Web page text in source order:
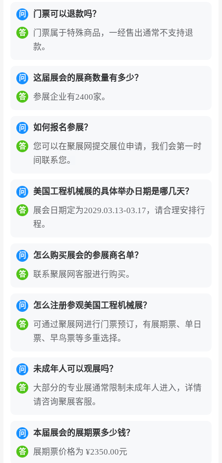
护照信息，门票购买后主办方需进行观众身份
认证审核，对不符合展会入场标准的客户会要
求补充审核材料，审核通过后会出具邮件确认
或QR CODE，现场凭护照原件和确认函换领
美国拉斯维加斯工程机械展览会的展商名录、
参展商名单部分如下:L&T TECHNOLOGY SE
eng Heavy Industry Machinery Co., Ltd.、N
ORTH AMERICAN RESCUE、ABB等。2029
年展会预计汇聚500余家参展企业，如需获取
过展会官网或聚展网咨询获取。
美国工程机械展的参展价值
拉斯维加斯工程机械展是全球工程机械领域最具
展、法国Intermat展并称为世界三大工程机械
展。
展会由美国设备制造商协会（AEM）主办，
拥有超过百年的历史积淀，自1909年创办以来已
程机械行业技术创新的风向标和产业发展的核心
枢纽。
精准链接全球工程机械产业链的平台属性。
每三年一届在美国拉斯维加斯举办，吸引来自全
球数十个国家和地区的数千家参展商及十余万名
专业观众。2026年展会汇聚超过2，000家参展
国家和地区的15万余名专业观众。专业观众涵盖
设备制造商、工程承包商、经销商、租赁公司、
问 门票可以退款吗？
答
门票属于特殊商品，一经售出通常不支持退
款。
问 这届展会的展商数量有多少？
答 参展企业有2400家。
问 如何报名参展？
答
您可以在聚展网提交展位申请，我们会第一时
间联系您。
问 美国工程机械展的具体举办日期是哪几天？
答
展会日期定为2029.03.13-03.17，请合理安排行
程。
问 怎么购买展会的参展商名单？
答 联系聚展网客服进行购买。
问 怎么注册参观美国工程机械展？
答
可通过聚展网进行门票预订，有展期票、单日
票、早鸟票等多重选择。
问 未成年人可以观展吗？
答
大部分的专业展通常限制未成年人进入，详情
请咨询聚展客服。
问 本届展会的展期票多少钱？
答 展期票价格为 ¥2350.00元